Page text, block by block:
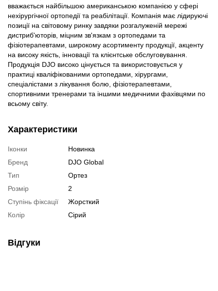
вважається найбільшою американською компанією у сфері
нехірургічної ортопедії та реабілітації. Компанія має лідируючі
позиції на світовому ринку завдяки розгалуженій мережі
дистриб'юторів, міцним зв'язкам з ортопедами та
фізіотерапевтами, широкому асортименту продукції, акценту
на високу якість, інновації та клієнтське обслуговування.
Продукція DJO високо цінується та використовується у
практиці кваліфікованими ортопедами, хірургами,
спеціалістами з лікування болю, фізіотерапевтами,
спортивними тренерами та іншими медичними фахівцями по
всьому світу.
Характеристики
Іконки
Новинка
Бренд
DJO Global
Тип
Ортез
Розмір
2
Ступінь фіксації
Жорсткий
Колір
Сірий
Відгуки